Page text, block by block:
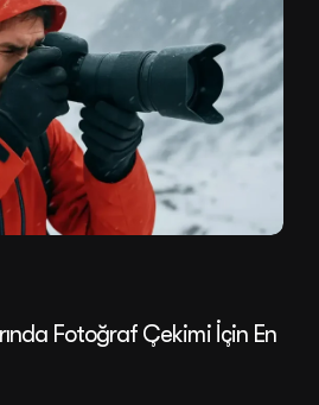
Fotoğraf Çekimi İçin En